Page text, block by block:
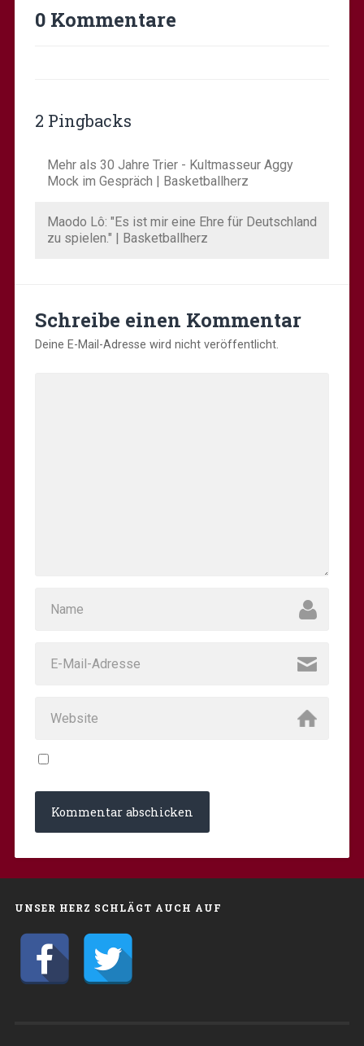
0 Kommentare
2 Pingbacks
Mehr als 30 Jahre Trier - Kultmasseur Aggy
Mock im Gespräch | Basketballherz
Maodo Lô: "Es ist mir eine Ehre für Deutschland
zu spielen." | Basketballherz
Schreibe einen Kommentar
Deine E-Mail-Adresse wird nicht veröffentlicht.
UNSER HERZ SCHLÄGT AUCH AUF